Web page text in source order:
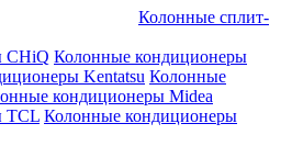
Колонные сплит-
CHiQ Колонные кондиционеры
Kentatsu Колонные
кондиционеры Midea
TCL Колонные кондиционеры